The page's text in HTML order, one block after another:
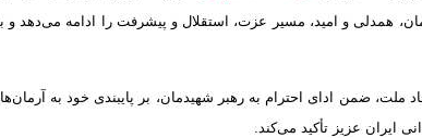
همدلی و امید، مسیر عزت، استقلال و پیشرفت را ادامه می‌دهد
ملت، ضمن ادای احترام به رهبر شهیدمان، بر پایبندی خود به
ایران عزیز تأکید می‌کند.